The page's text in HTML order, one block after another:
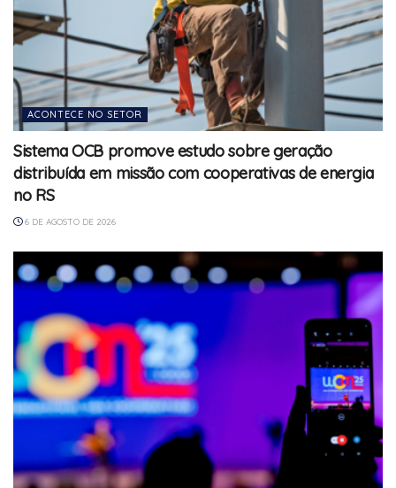
ACONTECE NO SETOR
Sistema OCB promove estudo sobre geração
distribuída em missão com cooperativas de energia
no RS
6 DE AGOSTO DE 2026